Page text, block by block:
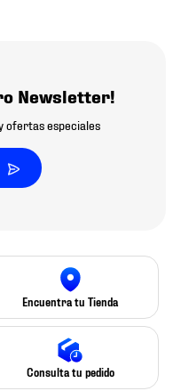
Newsletter!
ofertas especiales
Encuentra tu Tienda
Consulta tu pedido